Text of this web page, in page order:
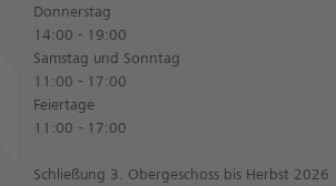
Donnerstag
14:00 - 19:00
Samstag und Sonntag
11:00 - 17:00
Feiertage
11:00 - 17:00
Schließung 3. Obergeschoss bis Herbst 2026